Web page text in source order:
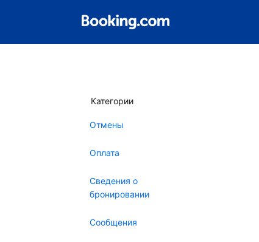
Категории
Отмены
Оплата
Сведения о
бронировании
Сообщения